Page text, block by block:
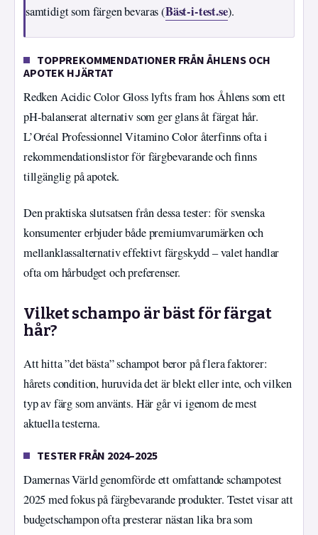
samtidigt som färgen bevaras (Bäst-i-test.se).
TOPPREKOMMENDATIONER FRÅN ÅHLENS OCH
APOTEK HJÄRTAT
Redken Acidic Color Gloss lyfts fram hos Åhlens som ett
pH-balanserat alternativ som ger glans åt färgat hår.
L’Oréal Professionnel Vitamino Color återfinns ofta i
rekommendationslistor för färgbevarande och finns
tillgänglig på apotek.
Den praktiska slutsatsen från dessa tester: för svenska
konsumenter erbjuder både premiumvarumärken och
mellanklassalternativ effektivt färgskydd – valet handlar
ofta om hårbudget och preferenser.
Vilket schampo är bäst för färgat
hår?
Att hitta ”det bästa” schampot beror på flera faktorer:
hårets condition, huruvida det är blekt eller inte, och vilken
typ av färg som använts. Här går vi igenom de mest
aktuella testerna.
TESTER FRÅN 2024–2025
Damernas Värld genomförde ett omfattande schampotest
2025 med fokus på färgbevarande produkter. Testet visar att
budgetschampon ofta presterar nästan lika bra som